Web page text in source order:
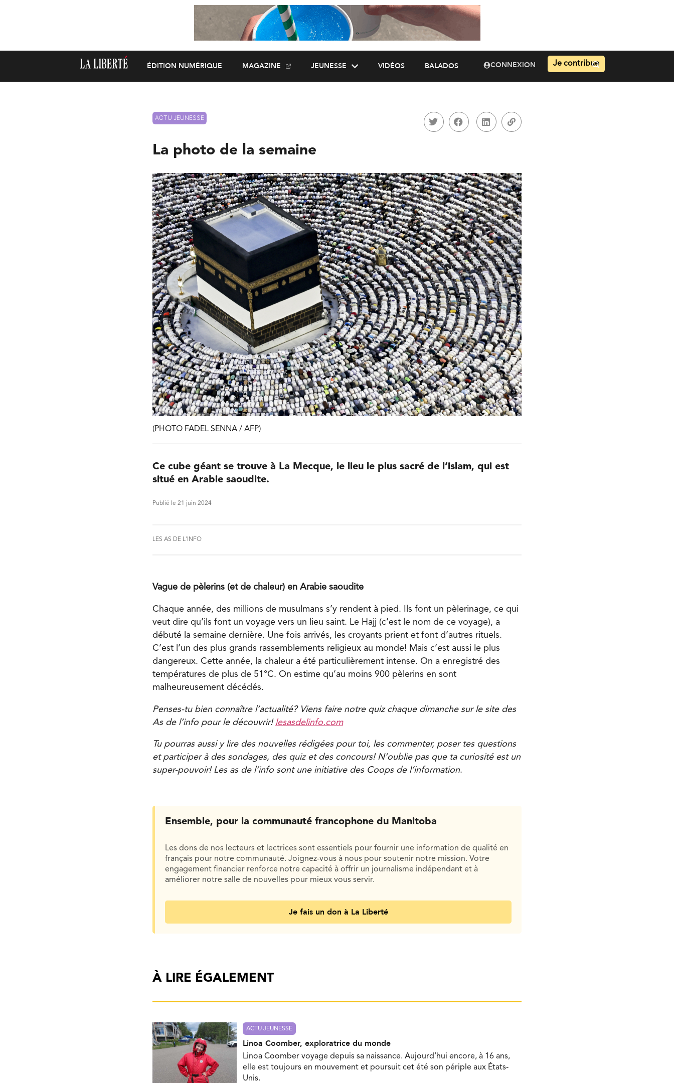
ÉDITION NUMÉRIQUE MAGAZINE JEUNESSE VIDÉOS BALADOS CONNEXION Je contribue
ACTU JEUNESSE
La photo de la semaine
(PHOTO FADEL SENNA / AFP)
Ce cube géant se trouve à La Mecque, le lieu le plus sacré de l’islam, qui est
situé en Arabie saoudite.
Publié le 21 juin 2024
LES AS DE L'INFO
Vague de pèlerins (et de chaleur) en Arabie saoudite
Chaque année, des millions de musulmans s’y rendent à pied. Ils font un pèlerinage, ce qui
veut dire qu’ils font un voyage vers un lieu saint. Le Hajj (c’est le nom de ce voyage), a
débuté la semaine dernière. Une fois arrivés, les croyants prient et font d’autres rituels.
C’est l’un des plus grands rassemblements religieux au monde! Mais c’est aussi le plus
dangereux. Cette année, la chaleur a été particulièrement intense. On a enregistré des
températures de plus de 51°C. On estime qu’au moins 900 pèlerins en sont
malheureusement décédés.
Penses-tu bien connaître l’actualité? Viens faire notre quiz chaque dimanche sur le site des
As de l’info pour le découvrir! lesasdelinfo.com
Tu pourras aussi y lire des nouvelles rédigées pour toi, les commenter, poser tes questions
et participer à des sondages, des quiz et des concours! N’oublie pas que ta curiosité est un
super-pouvoir! Les as de l’info sont une initiative des Coops de l’information.
Ensemble, pour la communauté francophone du Manitoba
Les dons de nos lecteurs et lectrices sont essentiels pour fournir une information de qualité en
français pour notre communauté. Joignez-vous à nous pour soutenir notre mission. Votre
engagement financier renforce notre capacité à offrir un journalisme indépendant et à
améliorer notre salle de nouvelles pour mieux vous servir.
Je fais un don à La Liberté
À LIRE ÉGALEMENT
ACTU JEUNESSE
Linoa Coomber, exploratrice du monde
Linoa Coomber voyage depuis sa naissance. Aujourd’hui encore, à 16 ans,
elle est toujours en mouvement et poursuit cet été son périple aux États-
Unis.